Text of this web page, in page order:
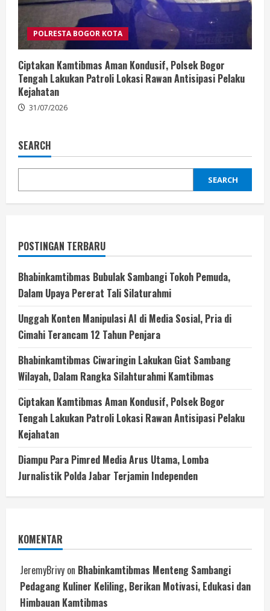
POLRESTA BOGOR KOTA
Ciptakan Kamtibmas Aman Kondusif, Polsek Bogor
Tengah Lakukan Patroli Lokasi Rawan Antisipasi Pelaku
Kejahatan
31/07/2026
SEARCH
SEARCH
POSTINGAN TERBARU
Bhabinkamtibmas Bubulak Sambangi Tokoh Pemuda,
Dalam Upaya Pererat Tali Silaturahmi
Unggah Konten Manipulasi AI di Media Sosial, Pria di
Cimahi Terancam 12 Tahun Penjara
Bhabinkamtibmas Ciwaringin Lakukan Giat Sambang
Wilayah, Dalam Rangka Silahturahmi Kamtibmas
Ciptakan Kamtibmas Aman Kondusif, Polsek Bogor
Tengah Lakukan Patroli Lokasi Rawan Antisipasi Pelaku
Kejahatan
Diampu Para Pimred Media Arus Utama, Lomba
Jurnalistik Polda Jabar Terjamin Independen
KOMENTAR
JeremyBrivy on Bhabinkamtibmas Menteng Sambangi
Pedagang Kuliner Keliling, Berikan Motivasi, Edukasi dan
Himbauan Kamtibmas